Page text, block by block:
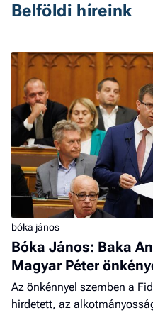
Belföldi híreink
bóka jános
Bóka János: Baka
Magyar Péter
Az önkénnyel szemben a
hirdetett, az